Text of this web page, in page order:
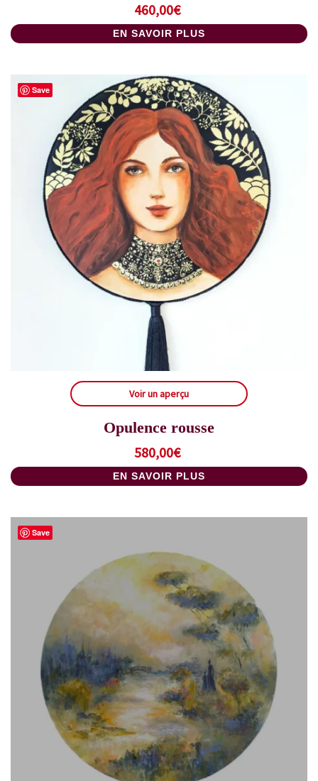
460,00€
EN SAVOIR PLUS
Save
Voir un aperçu
Opulence rousse
580,00€
EN SAVOIR PLUS
Save